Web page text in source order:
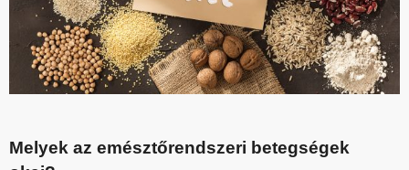
Melyek az emésztőrendszeri betegségek